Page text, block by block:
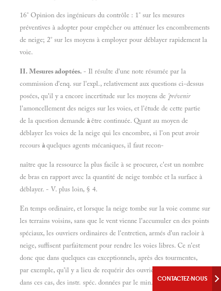
16° Opinion des ingénieurs du contrôle : 1° sur les mesures
préventives à adopter pour empêcher ou atténuer les encombrements
de neige; 2° sur les moyens à employer pour déblayer rapidement la
voie.
II. Mesures adoptées. - Il résulte d'une note résumée par la
commission d'enq. sur l'expl., relativement aux questions ci-dessus
posées, qu'il y a encore incertitude sur les moyens de 'prévenir
l'amoncellement des neiges sur les voies, et l'étude de cette partie
de la question demande àêtre continuée. Quant au moyen de
déblayer les voies de la neige qui les encombre, si l'on peut avoir
recours àquelques agents mécaniques, il faut recon-
naître que la ressource la plus facile à se procurer, c'est un nombre
de bras en rapport avec la quantité de neige tombée et la surface à
déblayer. - V. plus loin, § 4.
En temps ordinaire, et lorsque la neige tombe sur la voie comme sur
les terrains voisins, sans que le vent vienne l'accumuler en des points
spéciaux, les ouvriers ordinaires de l'entretien, armés d'un racloir à
neige, suffisent parfaitement pour rendre les voies libres. Ce n'est
donc que dans quelques cas exceptionnels, après des tourmentes,
par exemple, qu'il y a lieu de requérir des ouvriers auxiliaires, et,
dans ces cas, des instr. spéc. données par le min. de la guerre
CONTACTEZ-NOUS